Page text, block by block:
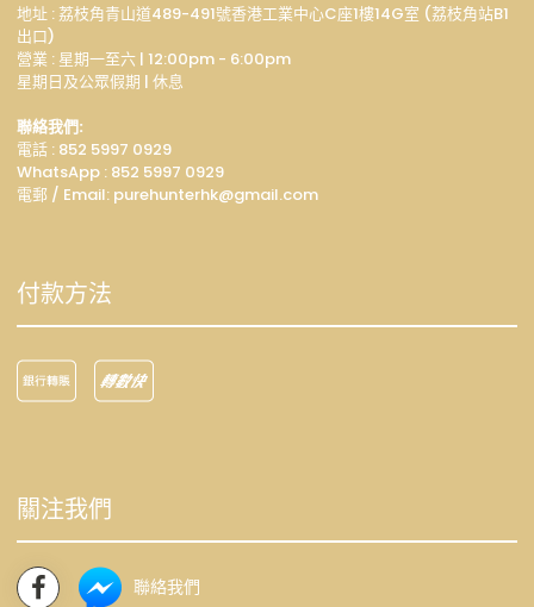
地址 : 荔枝角青山道489-491號香港工業中心C座1樓14G室 (荔枝角站B1
出口)
營業 : 星期一至六 | 12:00pm - 6:00pm
星期日及公眾假期 | 休息
聯絡我們:
電話 : 852 5997 0929
WhatsApp : 852 5997 0929
電郵 / Email: purehunterhk@gmail.com
付款方法
關注我們
聯絡我們